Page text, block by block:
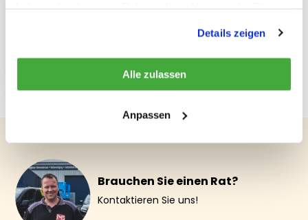
Details zeigen
Alle zulassen
Anpassen
Brauchen Sie einen Rat?
Kontaktieren Sie uns!